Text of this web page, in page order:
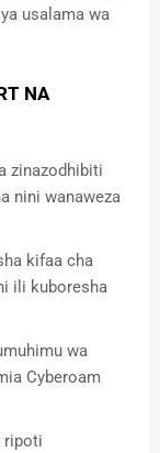
usalama wa
NA
zinazodhibiti
nini wanaweza
kifaa cha
ili kuboresha
wa
Cyberoam
ripoti